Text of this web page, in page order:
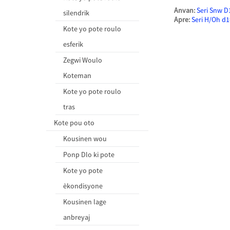
silendrik
Kote yo pote roulo
esferik
Zegwi Woulo
Koteman
Kote yo pote roulo
tras
Kote pou oto
Kousinen wou
Ponp Dlo ki pote
Kote yo pote
èkondisyone
Kousinen lage
anbreyaj
Anvan:Seri Snw
Apre:Seri H/Oh